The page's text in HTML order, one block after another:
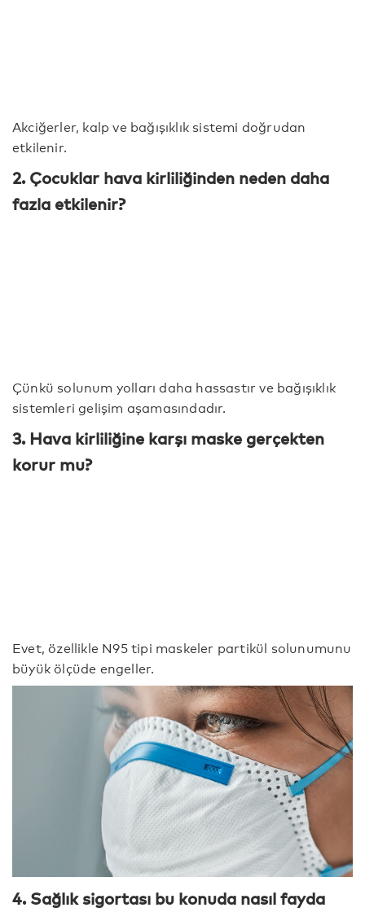
Akciğerler, kalp ve bağışıklık sistemi doğrudan
etkilenir.
2. Çocuklar hava kirliliğinden neden daha
fazla etkilenir?
Çünkü solunum yolları daha hassastır ve bağışıklık
sistemleri gelişim aşamasındadır.
3. Hava kirliliğine karşı maske gerçekten
korur mu?
Evet, özellikle N95 tipi maskeler partikül solunumunu
büyük ölçüde engeller.
4. Sağlık sigortası bu konuda nasıl fayda